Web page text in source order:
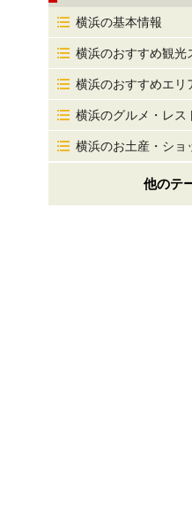
横浜の基本情報
横浜のおすすめ観光
横浜のおすすめエリ
横浜のグルメ・レス
横浜のお土産・ショ
他のテ